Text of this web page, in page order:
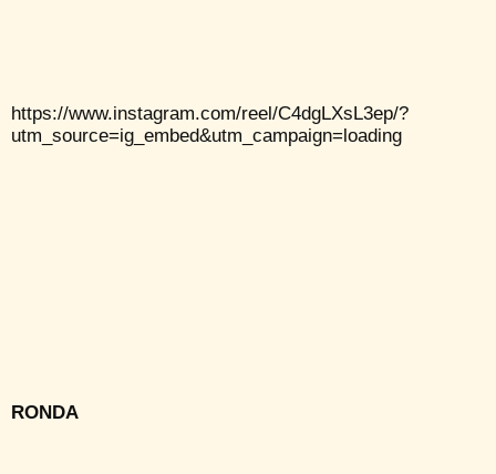
https://www.instagram.com/reel/C4dgLXsL3ep/?
utm_source=ig_embed&utm_campaign=loading
RONDA